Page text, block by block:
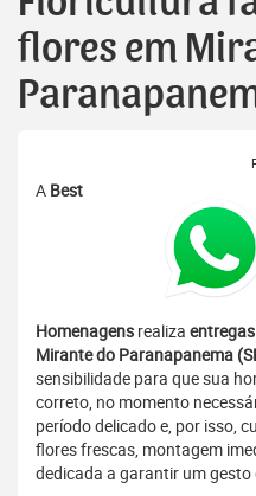
flores em
A Best
Homenagens realiza
Mirante do Paranapanema
sensibilidade para que sua
correto, no momento
período delicado e, por isso,
flores frescas, montagem
dedicada a garantir um gesto